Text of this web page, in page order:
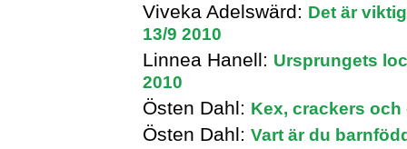
Viveka Adelswärd: Det är
13/9 2010
Linnea Hanell: Ursprungets
2010
Östen Dahl: Kex, crackers
Östen Dahl: Vart är du